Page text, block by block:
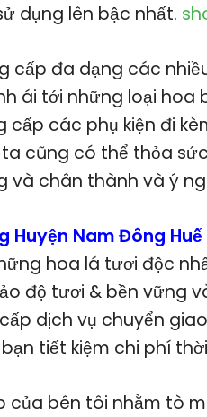
dụng lên bậc nhất.
cấp đa dạng các
ái tới những loại hoa
các phụ kiện đi
cũng có thể thỏa
và chân thành và ý
Nam Đông Huế
hoa lá tươi độc
độ tươi & bền vững
dịch vụ chuyển
tiết kiệm chi phí
của bên tôi nhằm tò